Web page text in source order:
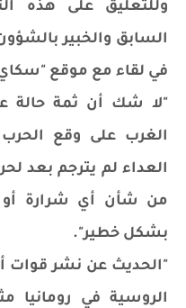
وللتعليق على هذه
السابق والخبير
في لقاء مع موقع "سكاي
"لا شك أن ثمة حالة
الغرب على وقع الحرب
العداء لم يترجم بعد
من شأن أي شرارة أو
بشكل خطير".
"الحديث عن نشر قوات
الروسية في رومانيا